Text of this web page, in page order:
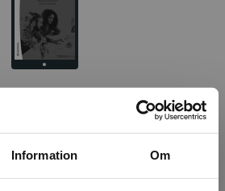
Information Om